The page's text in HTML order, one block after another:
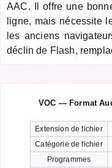
AAC. Il offre une
ligne, mais nécessite
les anciens
déclin de Flash,
VOC — Format
Extension de fichier
Catégorie de fichier
Programmes